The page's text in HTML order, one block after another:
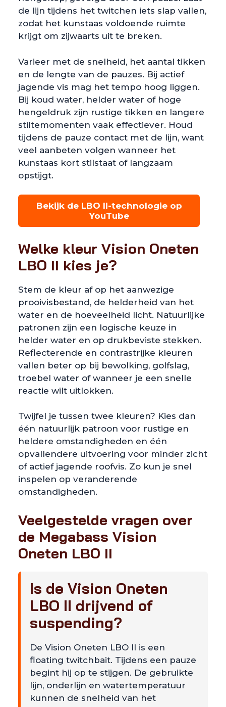
de lijn tijdens het twitchen iets slap vallen,
zodat het kunstaas voldoende ruimte
krijgt om zijwaarts uit te breken.
Varieer met de snelheid, het aantal tikken
en de lengte van de pauzes. Bij actief
jagende vis mag het tempo hoog liggen.
Bij koud water, helder water of hoge
hengeldruk zijn rustige tikken en langere
stiltemomenten vaak effectiever. Houd
tijdens de pauze contact met de lijn, want
veel aanbeten volgen wanneer het
kunstaas kort stilstaat of langzaam
opstijgt.
Bekijk de LBO II-technologie op
YouTube
Welke kleur Vision Oneten
LBO II kies je?
Stem de kleur af op het aanwezige
prooivisbestand, de helderheid van het
water en de hoeveelheid licht. Natuurlijke
patronen zijn een logische keuze in
helder water en op drukbeviste stekken.
Reflecterende en contrastrijke kleuren
vallen beter op bij bewolking, golfslag,
troebel water of wanneer je een snelle
reactie wilt uitlokken.
Twijfel je tussen twee kleuren? Kies dan
één natuurlijk patroon voor rustige en
heldere omstandigheden en één
opvallendere uitvoering voor minder zicht
of actief jagende roofvis. Zo kun je snel
inspelen op veranderende
omstandigheden.
Veelgestelde vragen over
de Megabass Vision
Oneten LBO II
Is de Vision Oneten
LBO II drijvend of
suspending?
De Vision Oneten LBO II is een
floating twitchbait. Tijdens een pauze
begint hij op te stijgen. De gebruikte
lijn, onderlijn en watertemperatuur
kunnen de snelheid van het